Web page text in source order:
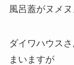
風呂蓋がヌメ
ダイワハウス
まいますが